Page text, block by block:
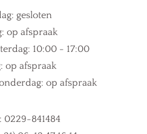
gesloten
op afspraak
10:00 - 17:00
op afspraak
op afspraak
0229-841484